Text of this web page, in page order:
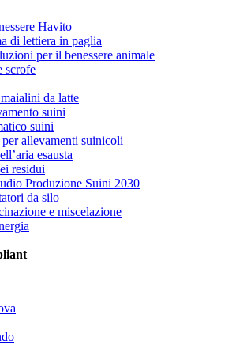
Havito
di lettiera in paglia
per il benessere animale
scrofe
da latte
suini
suini
allevamenti suinicoli
esausta
residui
Produzione Suini 2030
da silo
e miscelazione